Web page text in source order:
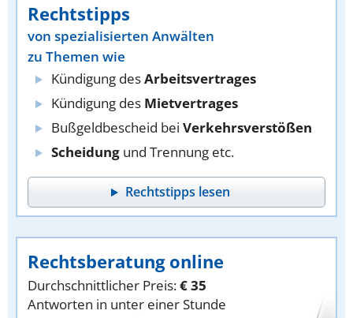
Rechtstipps
von spezialisierten Anwälten
zu Themen wie
Kündigung desArbeitsvertrages
Kündigung des Mietvertrages
Bußgeldbescheid bei Verkehrsverstößen
Scheidung und Trennung etc.
Rechtstipps lesen
Rechtsberatung online
Durchschnittlicher Preis:€ 35
Antworten in unter einer Stunde